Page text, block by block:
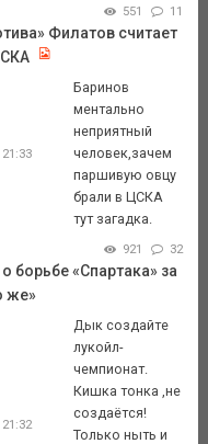
551 11
Филатов считает
Баринов
ментально
неприятный
человек,зачем
паршивую овцу
брали в ЦСКА
тут загадка.
921 32
борьбе «Спартака» за
же»
Дык создайте
лукойл-
чемпионат.
Кишка тонка ,не
создаётся!
Только ныть и